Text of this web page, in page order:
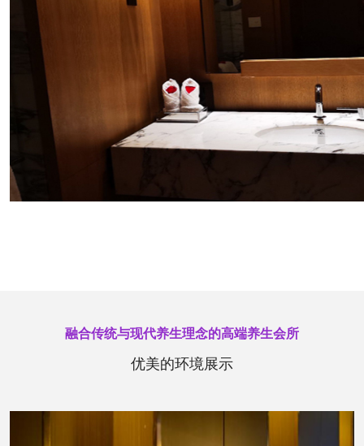
融合传统与现代养生理念的高端养生会所
优美的环境展示